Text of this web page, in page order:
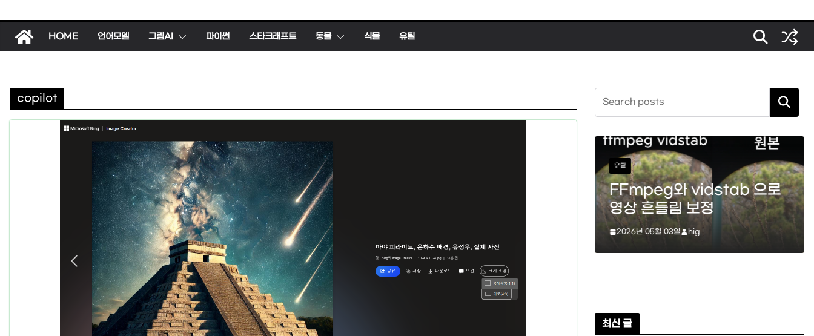
HOME 언어모델 그림AI 파이썬 스타크래프트 동물 식물 유틸
copilot 검색
동물 한국의 파충류
도마뱀 (특징, 생태, 생애, 생
김새)
2026년 01월 16일
FFmpeg와 vidstab 으로
영상 흔들림 보정
스타크래프트
스타크래프트 메
(힐, 옵티컬 플레
이션)
2026년 04월 11일 hig
최신 글